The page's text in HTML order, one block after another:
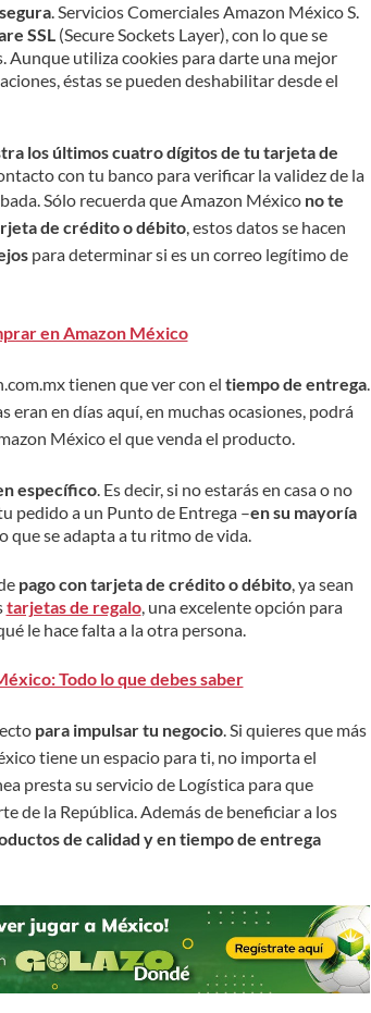
. Servicios Comerciales Amazon México S.
SSL(Secure Sockets Layer), con lo que se
utiliza cookies para darte una mejor
éstas se pueden deshabilitar desde el
los últimos cuatro dígitos de tu tarjeta de
con tu banco para verificar la validez de la
Sólo recuerda que Amazon México no te
de crédito o débito, estos datos se hacen
para determinar si es un correo legítimo de
en Amazon México
tienen que ver con el tiempo de entrega.
eran en días aquí, en muchas ocasiones, podrá
México el que venda el producto.
específico. Es decir, si no estarás en casa o no
pedido a un Punto de Entrega –en su mayoría
que se adapta a tu ritmo de vida.
pago con tarjeta de crédito o débito, ya sean
tarjetas de regalo, una excelente opción para
le hace falta a la otra persona.
Todo lo que debes saber
para impulsar tu negocio. Si quieres que más
tiene un espacio para ti, no importa el
presta su servicio de Logística para que
de la República. Además de beneficiar a los
de calidad y en tiempo de entrega